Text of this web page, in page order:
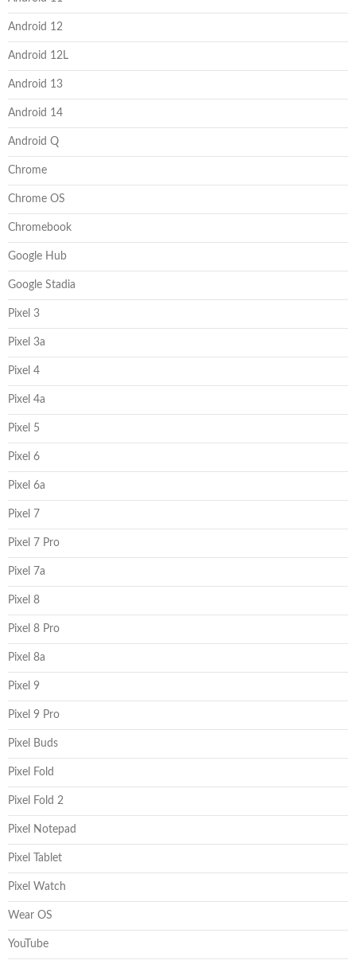
Android 12
Android 12L
Android 13
Android 14
Android Q
Chrome
Chrome OS
Chromebook
Google Hub
Google Stadia
Pixel 3
Pixel 3a
Pixel 4
Pixel 4a
Pixel 5
Pixel 6
Pixel 6a
Pixel 7
Pixel 7 Pro
Pixel 7a
Pixel 8
Pixel 8 Pro
Pixel 8a
Pixel 9
Pixel 9 Pro
Pixel Buds
Pixel Fold
Pixel Fold 2
Pixel Notepad
Pixel Tablet
Pixel Watch
Wear OS
YouTube